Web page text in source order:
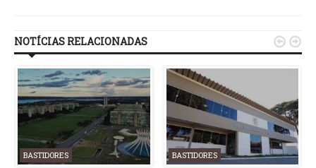
NOTÍCIAS RELACIONADAS
BASTIDORES BASTIDORES
 